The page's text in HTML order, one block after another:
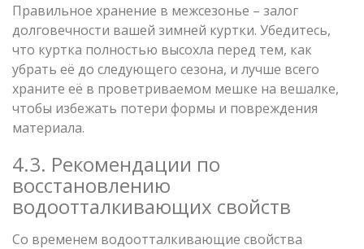
Правильное хранение в межсезонье – залог
долговечности вашей зимней куртки. Убедитесь,
что куртка полностью высохла перед тем, как
убрать её до следующего сезона, и лучше всего
храните её в проветриваемом мешке на вешалке,
чтобы избежать потери формы и повреждения
материала.
4.3. Рекомендации по
восстановлению
водоотталкивающих свойств
Со временем водоотталкивающие свойства